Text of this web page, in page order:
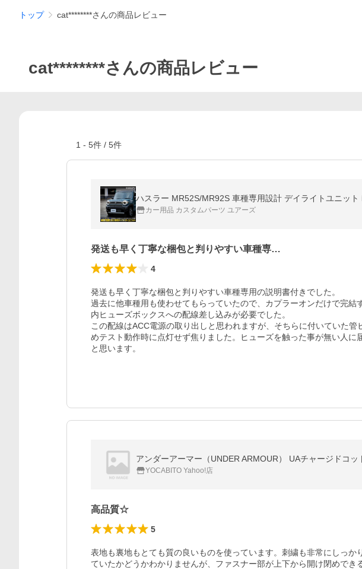
トップ cat********さんの商品レビュー
cat********さんの商品レビュー
1 - 5件 / 5件
ハスラー MR52S/MR92S 車種専用設計 デイライトユニッ
カー用品 カスタムパーツ ユアーズ
発送も早く丁寧な梱包と判りやすい車種専…
4
発送も早く丁寧な梱包と判りやすい車種専用の説明書付きでした。
過去に他車種用も使わせてもらっていたので、カプラーオンだけで完結
内ヒューズボックスへの配線差し込みが必要でした。
この配線はACC電源の取り出しと思われますが、そちらに付いていた管
めテスト動作時に点灯せず焦りました。ヒューズを触った事が無い人に
アンダーアーマー（UNDER ARMOUR） UAチャージドコ
YOCABITO Yahoo!店
高品質☆
5
表地も裏地もとても質の良いものを使っています。刺繍も非常にしっか
ていたかどうかわかりませんが、ファスナー部が上下から開け閉めでき